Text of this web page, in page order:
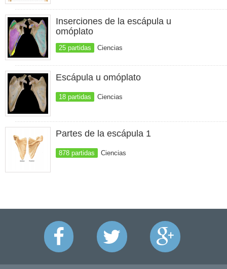
Inserciones de la escápula u
omóplato
25 partidas Ciencias
Escápula u omóplato
18 partidas Ciencias
Partes de la escápula 1
878 partidas Ciencias